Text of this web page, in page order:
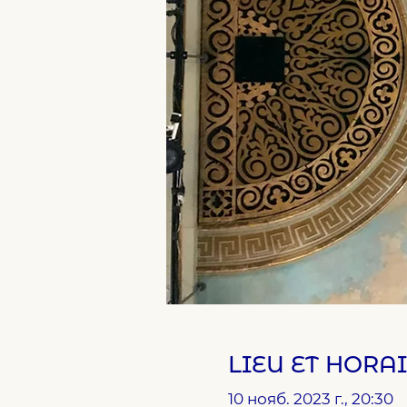
LIEU ET
10 нояб. 2023 г., 20:30